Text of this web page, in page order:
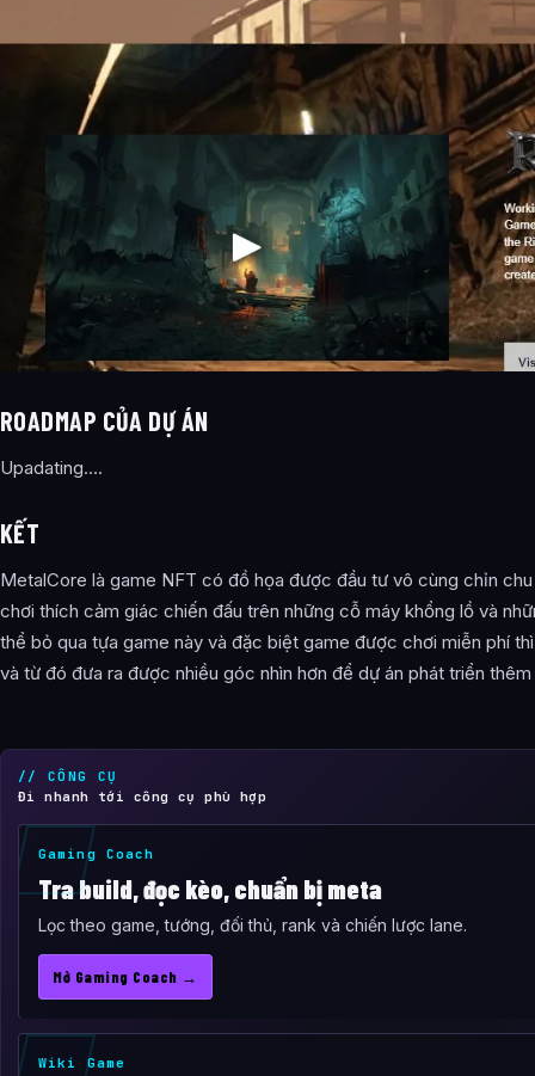
ROADMAP CỦA DỰ ÁN
Upadating….
KẾT
MetalCore là game NFT có đồ họa được đầu tư vô cùng chỉn
chơi thích cảm giác chiến đấu trên những cỗ máy khổng lồ và
thể bỏ qua tựa game này và đặc biệt game được chơi miễn phí
và từ đó đưa ra được nhiều góc nhìn hơn để dự án phát triển
// CÔNG CỤ
Đi nhanh tới công cụ phù hợp
Gaming Coach
Tra build, đọc kèo, chuẩn bị meta
Lọc theo game, tướng, đối thủ, rank và chiến lược lane.
Mở Gaming Coach →
Wiki Game